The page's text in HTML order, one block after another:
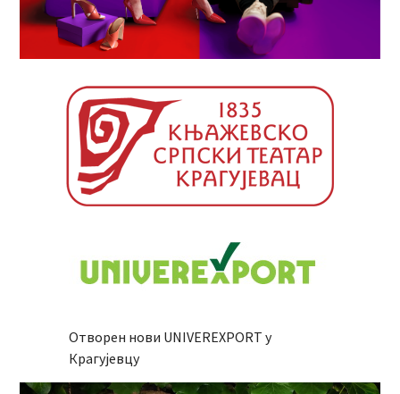
Отворен нови UNIVEREXPORT у
Крагујевцу